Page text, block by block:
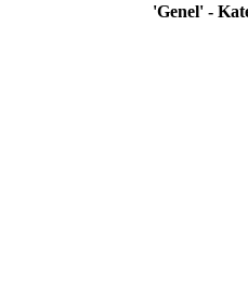
'Genel' -